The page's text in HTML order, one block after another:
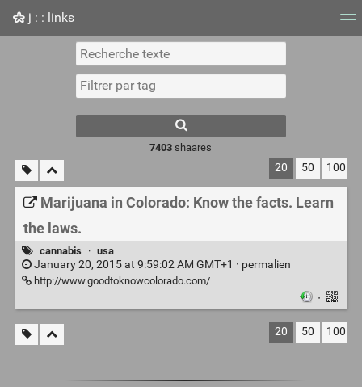
j : : links
Nuage de tags Mur d'images
7403 shaares
20 50 100
Marijuana in Colorado: Know the facts. Learn
the laws.
cannabis · usa
January 20, 2015 at 9:59:02 AM GMT+1 · permalien
http://www.goodtoknowcolorado.com/
·
20 50 100